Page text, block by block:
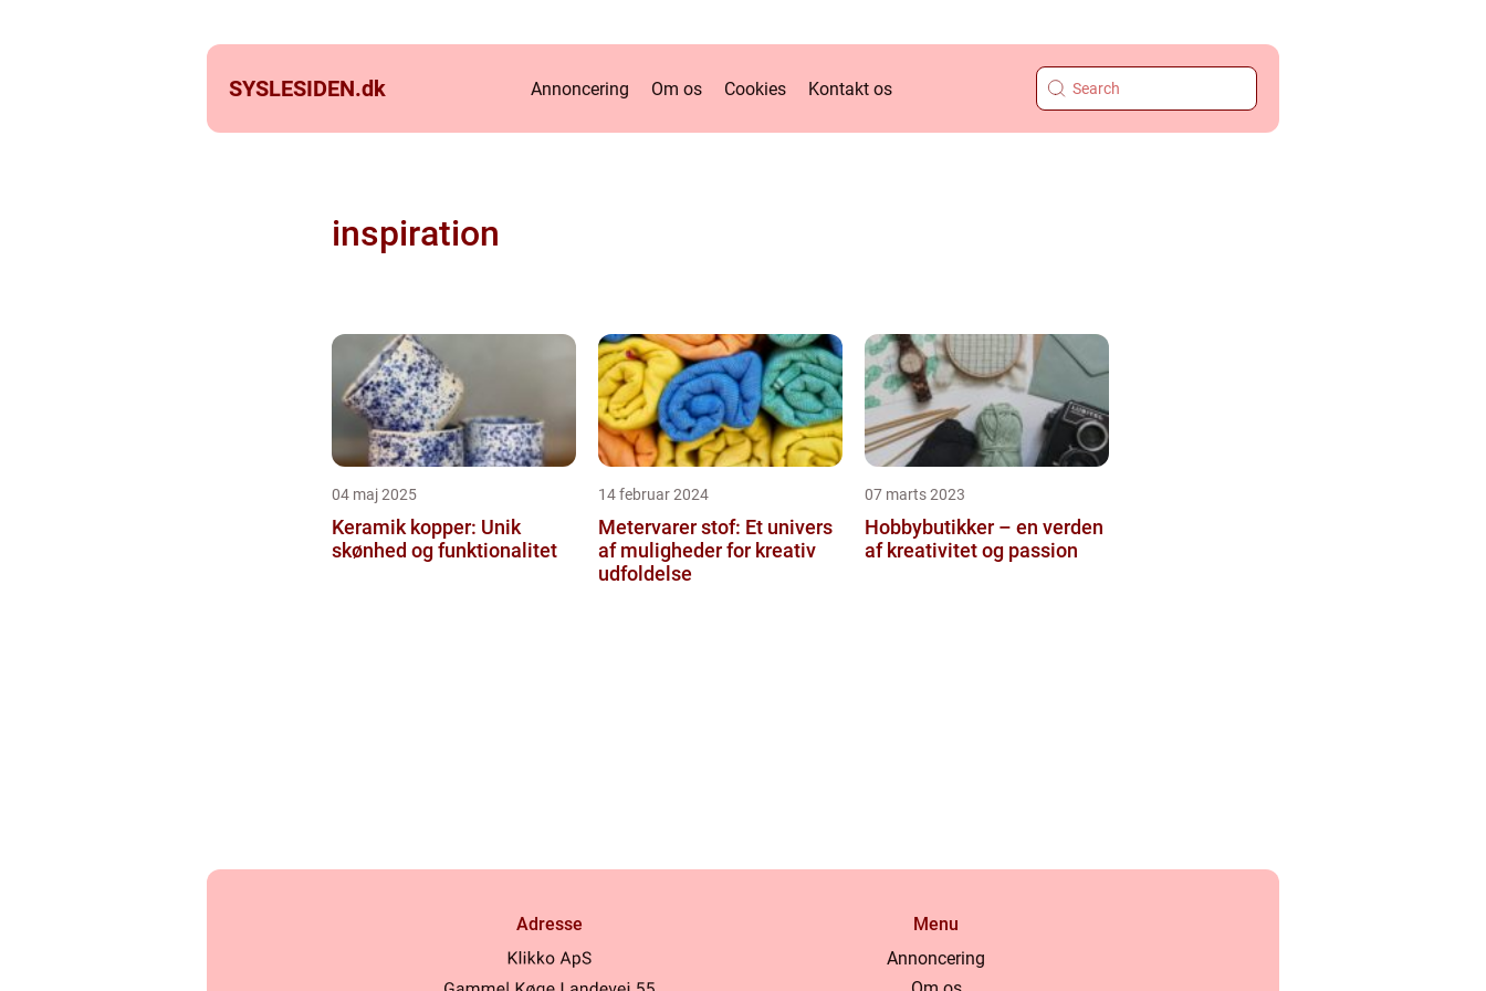
SYSLESIDEN.dk Annoncering Om os Cookies Kontakt os
inspiration
04 maj 2025
Keramik kopper: Unik
skønhed og funktionalitet
14 februar 2024
Metervarer stof: Et univers
af muligheder for kreativ
udfoldelse
07 marts 2023
Hobbybutikker – en verden
af kreativitet og passion
Adresse
Menu
Annoncering